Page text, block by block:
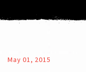
May 01, 2015